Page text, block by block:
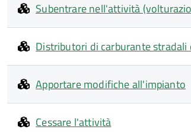
Subentrare nell'attività
Distributori di carburante stradali
Apportare modifiche all'impianto
Cessare l'attività